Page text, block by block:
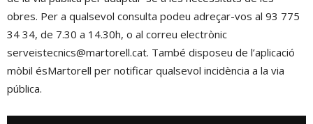
obres. Per a qualsevol consulta podeu adreçar-vos al 93 775
34 34, de 7.30 a 14.30h, o al correu electrònic
serveistecnics@martorell.cat. També disposeu de l’aplicació
mòbil ésMartorell per notificar qualsevol incidència a la via
pública.